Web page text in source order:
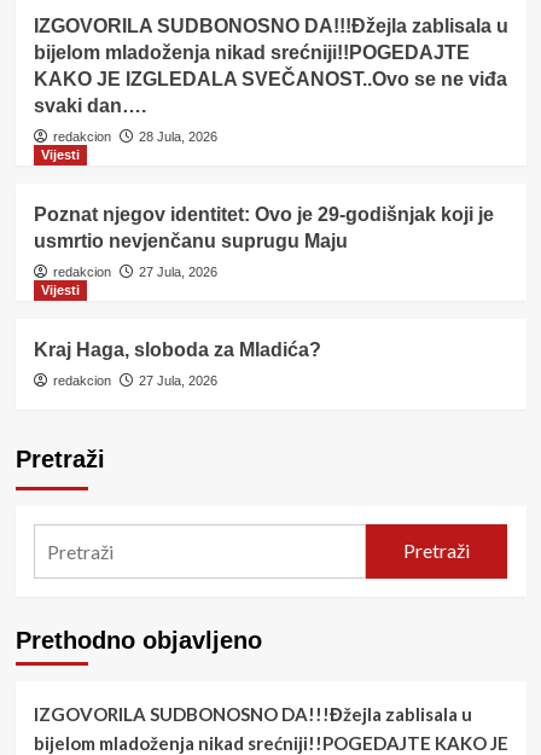
IZGOVORILA SUDBONOSNO DA!!!Đžejla zablisala u
bijelom mladoženja nikad srećniji!!POGEDAJTE
KAKO JE IZGLEDALA SVEČANOST..Ovo se ne viđa
svaki dan….
redakcion
28 Jula, 2026
Vijesti
Poznat njegov identitet: Ovo je 29-godišnjak koji je
usmrtio nevjenčanu suprugu Maju
redakcion
27 Jula, 2026
Vijesti
Kraj Haga, sloboda za Mladića?
redakcion 27 Jula, 2026
Pretraži
Pretraži
Prethodno objavljeno
IZGOVORILA SUDBONOSNO DA!!!Đžejla zablisala u
bijelom mladoženja nikad srećniji!!POGEDAJTE KAKO JE